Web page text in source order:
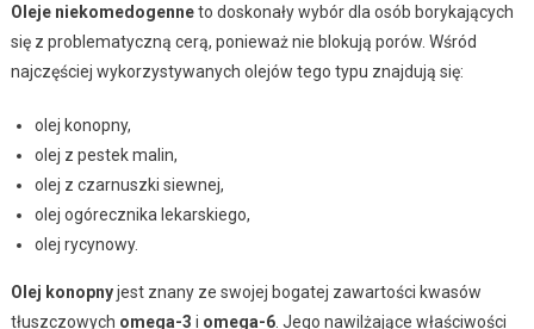
Oleje niekomedogenneto doskonały wybór dla osób borykających
się z problematyczną cerą, ponieważ nie blokują porów. Wśród
najczęściej wykorzystywanych olejów tego typu znajdują się:
olej konopny,
olej z pestek malin,
olej z czarnuszki siewnej,
olej ogórecznika lekarskiego,
olej rycynowy.
Olej konopnyjest znany ze swojej bogatej zawartości kwasów
tłuszczowych omega-3 i omega-6. Jego nawilżające właściwości